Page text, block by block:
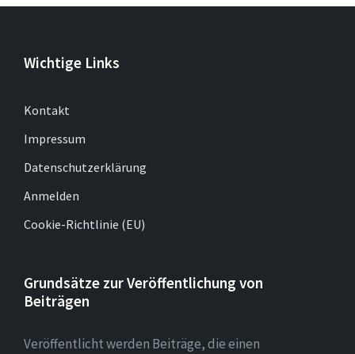
Wichtige Links
Kontakt
Impressum
Datenschutzerklärung
Anmelden
Cookie-Richtlinie (EU)
Grundsätze zur Veröffentlichung von
Beiträgen
Veröffentlicht werden Beiträge, die einen